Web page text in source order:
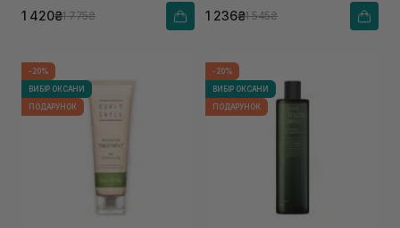
1 420₴1 775₴ 1 236₴1 545₴
-20%
ВИБІР ОКСАНИ
ПОДАРУНОК
-20%
ВИБІР ОКСАНИ
ПОДАРУНОК